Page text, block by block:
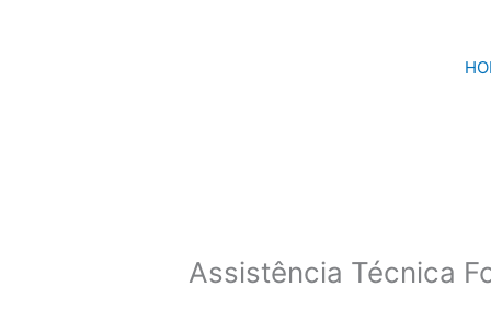
Assistência Técnica